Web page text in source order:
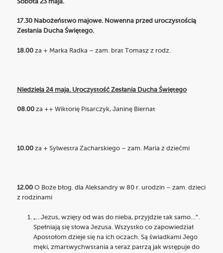
Sobota 23 maja.
17.30 Nabożeństwo majowe. Nowenna przed uroczystością
Zesłania Ducha Świętego.
18.00za + Marka Radka – zam. brat Tomasz z rodz.
Niedziela 24 maja. Uroczystość Zesłania Ducha Świętego
08.00 za ++ Wiktorię Pisarczyk, Janinę Biernat
10.00za + Sylwestra Zacharskiego – zam. Maria z dziećmi
12.00O Boże błog. dla Aleksandry w 80 r. urodzin – zam. dzieci
z rodzinami
„…Jezus, wzięty od was do nieba, przyjdzie tak samo…”.
Spełniają się słowa Jezusa. Wszystko co zapowiedział
Apostołom dzieje się na ich oczach. Są świadkami Jego
męki, zmartwychwstania a teraz patrzą jak wstępuje do